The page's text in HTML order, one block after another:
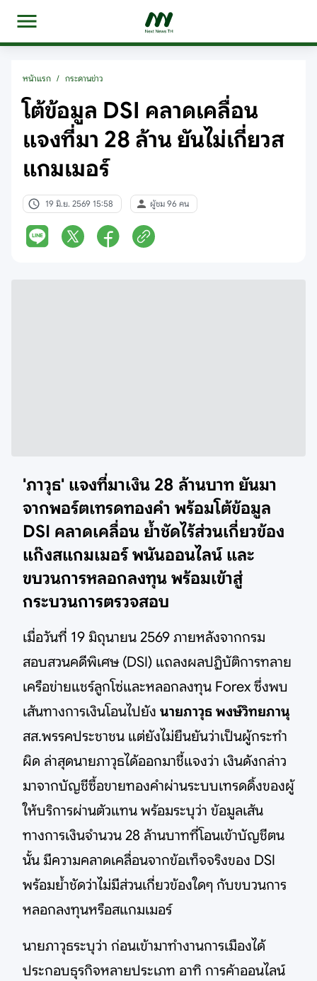
หน้าแรก / กระดานข่าว
โต้ข้อมูล DSI คลาดเคลื่อน
แจงที่มา 28 ล้าน ยันไม่เกี่ยวส
แกมเมอร์
19 มิ.ย. 2569 15:58 ผู้ชม 96 คน
'ภาวุธ' แจงที่มาเงิน 28 ล้านบาท ยันมา
จากพอร์ตเทรดทองคำ พร้อมโต้ข้อมูล
DSI คลาดเคลื่อน ย้ำชัดไร้ส่วนเกี่ยวข้อง
แก๊งสแกมเมอร์ พนันออนไลน์ และ
ขบวนการหลอกลงทุน พร้อมเข้าสู่
กระบวนการตรวจสอบ
เมื่อวันที่ 19 มิถุนายน 2569 ภายหลังจากกรม
สอบสวนคดีพิเศษ (DSI) แถลงผลปฏิบัติการทลาย
เครือข่ายแชร์ลูกโซ่และหลอกลงทุน Forex ซึ่งพบ
เส้นทางการเงินโอนไปยัง นายภาวุธ พงษ์วิทยภานุ
สส.พรรคประชาชน แต่ยังไม่ยืนยันว่าเป็นผู้กระทำ
ผิด ล่าสุดนายภาวุธได้ออกมาชี้แจงว่า เงินดังกล่าว
มาจากบัญชีซื้อขายทองคำผ่านระบบเทรดดิ้งของผู้
ให้บริการผ่านตัวแทน พร้อมระบุว่า ข้อมูลเส้น
ทางการเงินจำนวน 28 ล้านบาทที่โอนเข้าบัญชีตน
นั้น มีความคลาดเคลื่อนจากข้อเท็จจริงของ DSI
พร้อมย้ำชัดว่าไม่มีส่วนเกี่ยวข้องใดๆ กับขบวนการ
หลอกลงทุนหรือสแกมเมอร์
นายภาวุธระบุว่า ก่อนเข้ามาทำงานการเมืองได้
ประกอบธุรกิจหลายประเภท อาทิ การค้าออนไลน์